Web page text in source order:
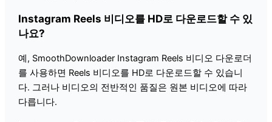
Instagram Reels 비디오를 HD로 다운로드할 수 있
나요?
예, SmoothDownloader Instagram Reels 비디오 다운로더
를 사용하면 Reels 비디오를 HD로 다운로드할 수 있습니
다. 그러나 비디오의 전반적인 품질은 원본 비디오에 따라
다릅니다.